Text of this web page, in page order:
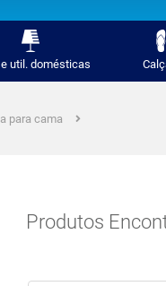
e util. domésticas
para cama
Produtos